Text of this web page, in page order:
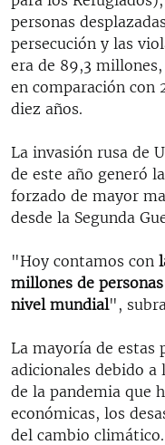
personas
persecución y las
era de 89,3
en comparación con
diez años.
La invasión rusa de
de este año generó
forzado de mayor
desde la Segunda
"Hoy contamos con
millones de
nivel mundial",
La mayoría de estas
adicionales debido a
de la pandemia que
económicas, los
del cambio climático.